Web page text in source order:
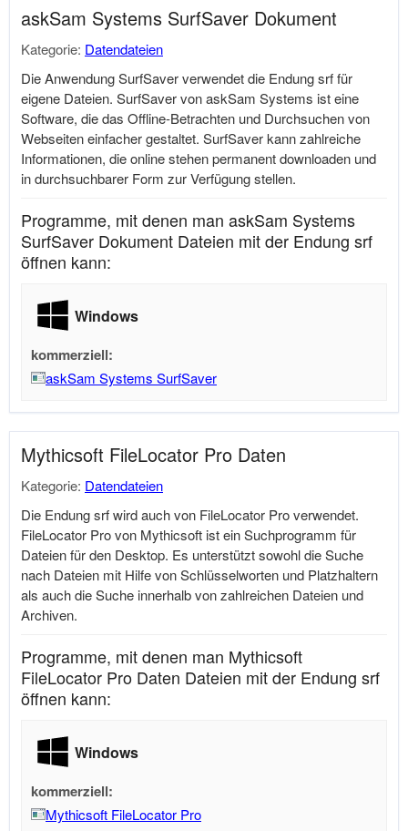
askSam Systems SurfSaver Dokument
Kategorie: Datendateien
Die Anwendung SurfSaver verwendet die Endung srf für
eigene Dateien. SurfSaver von askSam Systems ist eine
Software, die das Offline-Betrachten und Durchsuchen von
Webseiten einfacher gestaltet. SurfSaver kann zahlreiche
Informationen, die online stehen permanent downloaden und
in durchsuchbarer Form zur Verfügung stellen.
Programme, mit denen man askSam Systems
SurfSaver Dokument Dateien mit der Endung srf
öffnen kann:
Windows
kommerziell:
askSam Systems SurfSaver
Mythicsoft FileLocator Pro Daten
Kategorie: Datendateien
Die Endung srf wird auch von FileLocator Pro verwendet.
FileLocator Pro von Mythicsoft ist ein Suchprogramm für
Dateien für den Desktop. Es unterstützt sowohl die Suche
nach Dateien mit Hilfe von Schlüsselworten und Platzhaltern
als auch die Suche innerhalb von zahlreichen Dateien und
Archiven.
Programme, mit denen man Mythicsoft
FileLocator Pro Daten Dateien mit der Endung srf
öffnen kann:
Windows
kommerziell:
Mythicsoft FileLocator Pro